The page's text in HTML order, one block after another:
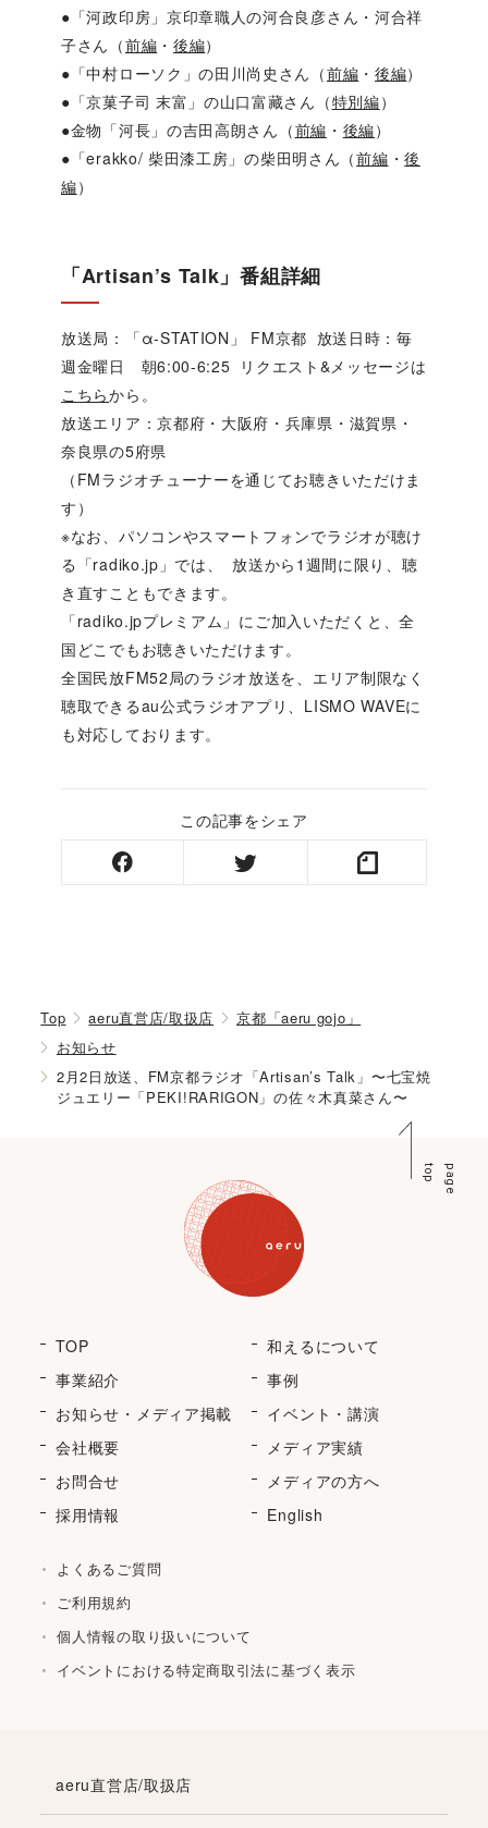
●「河政印房」京印章職人の河合良彦さん・河合祥
子さん（前編 ・ 後編）
●「中村ローソク」の田川尚史さん（前編 ・後編）
●「京菓子司 末富」の山口富藏さん（特別編）
●金物「河長」の吉田高朗さん（前編 ・ 後編）
●「erakko/ 柴田漆工房」の柴田明さん（前編 ・後
編）
「Artisan’s Talk」番組詳細
放送局：「α-STATION」 FM京都 放送日時：毎
週金曜日 朝6:00-6:25 リクエスト&メッセージは
こちらから。
放送エリア：京都府・大阪府・兵庫県・滋賀県・
奈良県の5府県
（FMラジオチューナーを通じてお聴きいただけま
す）
※なお、パソコンやスマートフォンでラジオが聴け
る「radiko.jp」では、 放送から1週間に限り、聴
き直すこともできます。
「radiko.jpプレミアム」にご加入いただくと、全
国どこでもお聴きいただけます。
全国民放FM52局のラジオ放送を、エリア制限なく
聴取できるau公式ラジオアプリ、LISMO WAVEに
も対応しております。
この記事をシェア
Top aeru直営店/取扱店
京都「aeru gojo」
お知らせ
2月2日放送、FM京都ラジオ「Artisan’s Talk」〜七宝焼
ジュエリー「PEKI!RARIGON」の佐々木真菜さん〜
p
a
g
e
t
o
p
TOP
和えるについて
事業紹介
事例
お知らせ・メディア掲載
イベント・講演
会社概要
メディア実績
お問合せ
メディアの方へ
採用情報
English
よくあるご質問
ご利用規約
個人情報の取り扱いについて
イベントにおける特定商取引法に基づく表示
aeru直営店/取扱店